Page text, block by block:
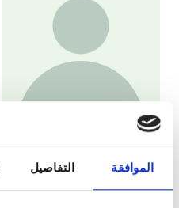
الموافقة التفاصيل
Clinic Manager
Sahra Ahmadpour